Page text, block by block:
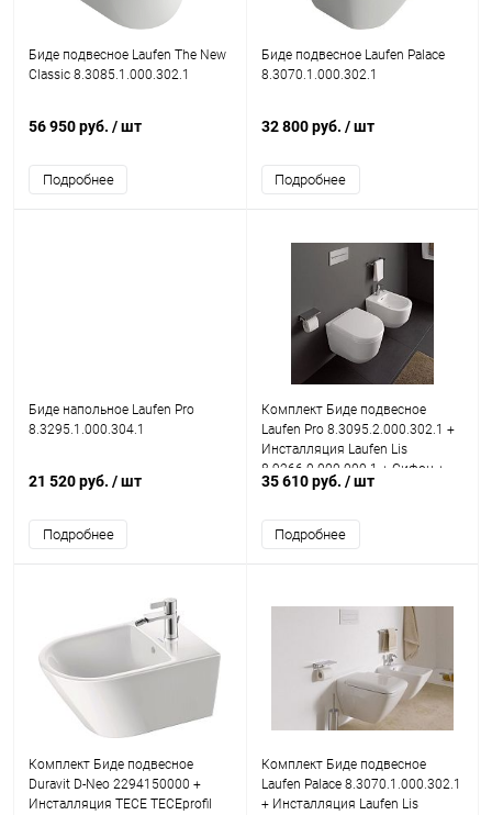
Биде подвесное Laufen The New
Classic 8.3085.1.000.302.1
56 950 руб. / шт
Подробнее
Биде подвесное Laufen Palace
8.3070.1.000.302.1
32 800 руб. / шт
Подробнее
Биде напольное Laufen Pro
8.3295.1.000.304.1
21 520 руб. / шт
Подробнее
Комплект Биде подвесное
Laufen Pro 8.3095.2.000.302.1 +
Инсталляция Laufen Lis
8.9266.0.000.000.1 + Сифон +
Смеситель для биде
35 610 руб. / шт
Подробнее
Комплект Биде подвесное
Duravit D-Neo 2294150000 +
Инсталляция TECE TECEprofil
Комплект Биде подвесное
Laufen Palace 8.3070.1.000.302.1
+ Инсталляция Laufen Lis